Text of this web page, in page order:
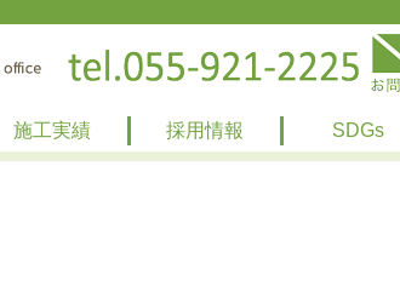
施工実績 採用情報 SDGs